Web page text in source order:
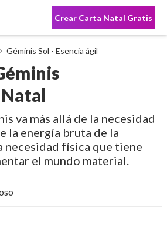
Crear Carta Natal Gratis
Géminis Sol - Esencia ágil
va más allá de la necesidad
la energía bruta de la
necesidad física que tiene
el mundo material.